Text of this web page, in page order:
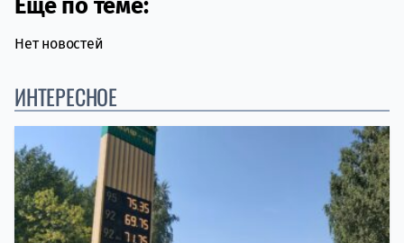
Нет новостей
ИНТЕРЕСНОЕ